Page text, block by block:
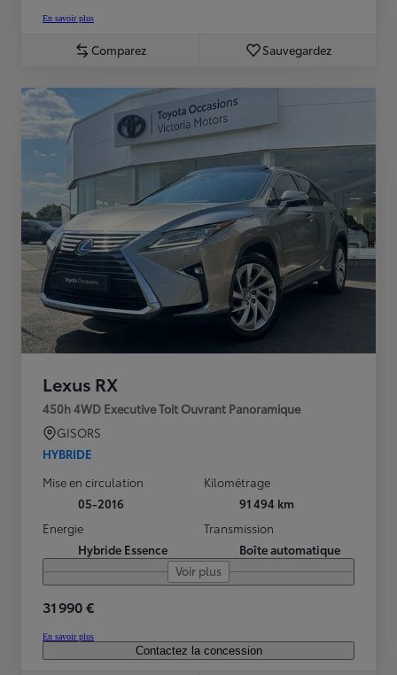
En savoir plus
Comparez Sauvegardez
Lexus RX
450h 4WD Executive Toit Ouvrant Panoramique
GISORS
HYBRIDE
Mise en circulation
05-2016
Kilométrage
91 494 km
Energie
Hybride Essence
Transmission
Boîte automatique
Voir plus
31 990 €
En savoir plus
Contactez la concession